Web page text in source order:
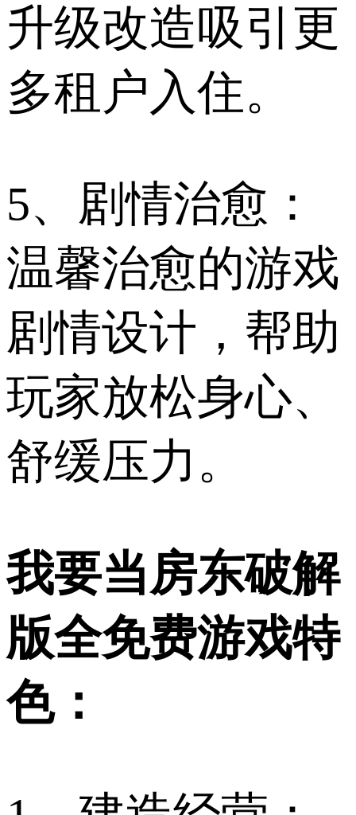
升级改造吸引更
多租户入住。
5、剧情治愈：
温馨治愈的游戏
剧情设计，帮助
玩家放松身心、
舒缓压力。
我要当房东破解
版全免费游戏特
色：